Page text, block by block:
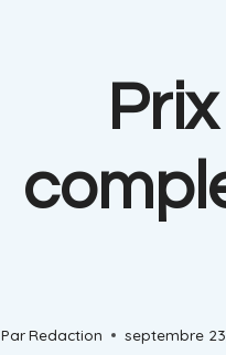
ParRedaction septembre